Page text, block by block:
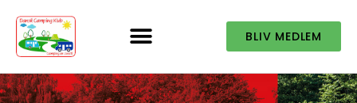
BLIV MEDLEM